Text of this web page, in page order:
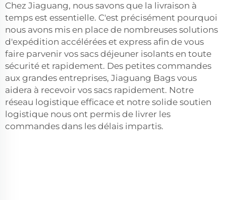
Chez Jiaguang, nous savons que la livraison à
temps est essentielle. C'est précisément pourquoi
nous avons mis en place de nombreuses solutions
d'expédition accélérées et express afin de vous
faire parvenir vos sacs déjeuner isolants en toute
sécurité et rapidement. Des petites commandes
aux grandes entreprises, Jiaguang Bags vous
aidera à recevoir vos sacs rapidement. Notre
réseau logistique efficace et notre solide soutien
logistique nous ont permis de livrer les
commandes dans les délais impartis.